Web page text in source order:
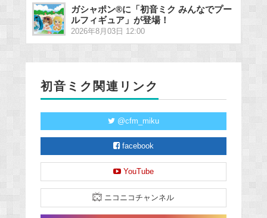
ガシャポン®に「初音ミク みんなでプー
ルフィギュア」が登場！
2026年8月03日 12:00
初音ミク関連リンク
@cfm_miku
facebook
YouTube
ニコニコチャンネル